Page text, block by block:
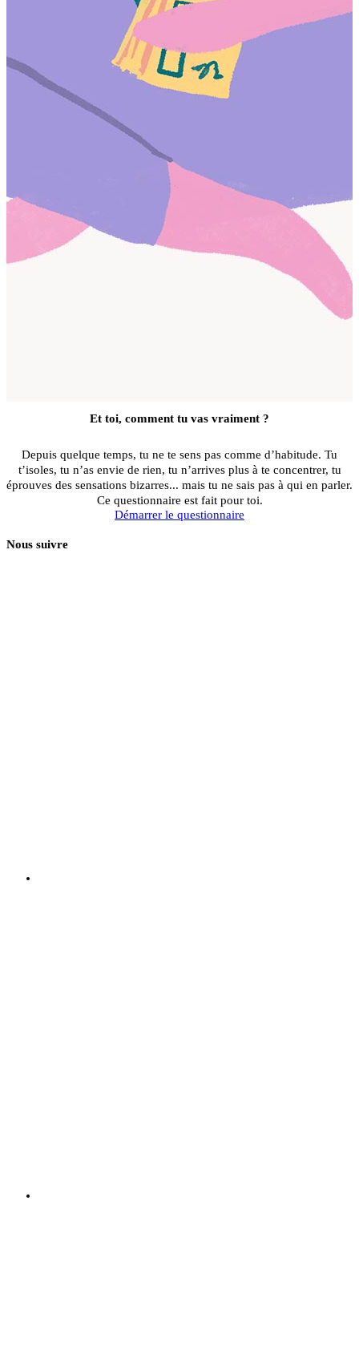
Et toi, comment tu vas vraiment ?
Depuis quelque temps, tu ne te sens pas comme d’habitude. Tu
t’isoles, tu n’as envie de rien, tu n’arrives plus à te concentrer, tu
éprouves des sensations bizarres... mais tu ne sais pas à qui en parler.
Ce questionnaire est fait pour toi.
Démarrer le questionnaire
Nous suivre